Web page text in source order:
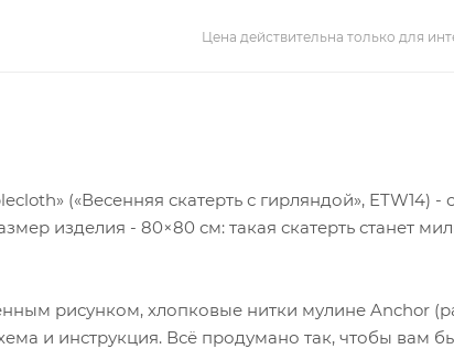
Цена действительна только для
(«Весенняя скатерть с гирляндой», ETW14) -
изделия - 80×80 см: такая скатерть станет
рисунком, хлопковые нитки мулине Anchor
и инструкция. Всё продумано так, чтобы вам